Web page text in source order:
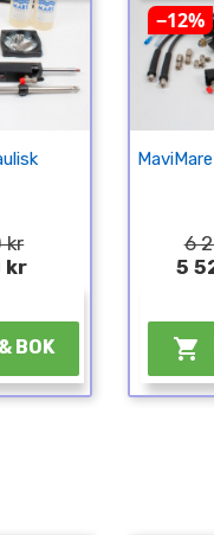
kr
kr
BOK
−12%
6
5
